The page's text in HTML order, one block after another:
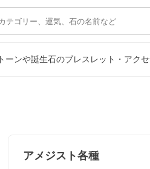
ンや誕生石のブレスレット・アク
アメジスト各種